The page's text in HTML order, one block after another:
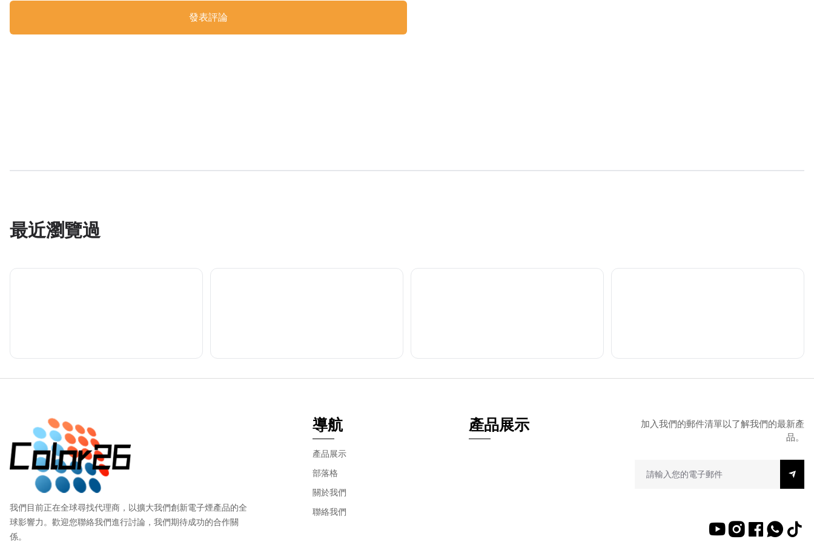
發表評論
最近瀏覽過
我們目前正在全球尋找代理商，以擴大我們創新電子煙產品的全
球影響力。歡迎您聯絡我們進行討論，我們期待成功的合作關
係。
導航
產品展示
部落格
關於我們
聯絡我們
產品展示
加入我們的郵件清單以了解我們的最新產
品。